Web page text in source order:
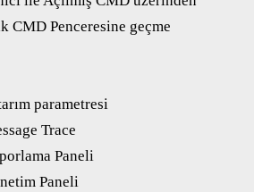
CMD Penceresine geçme
parametresi
Trace
Paneli
Paneli